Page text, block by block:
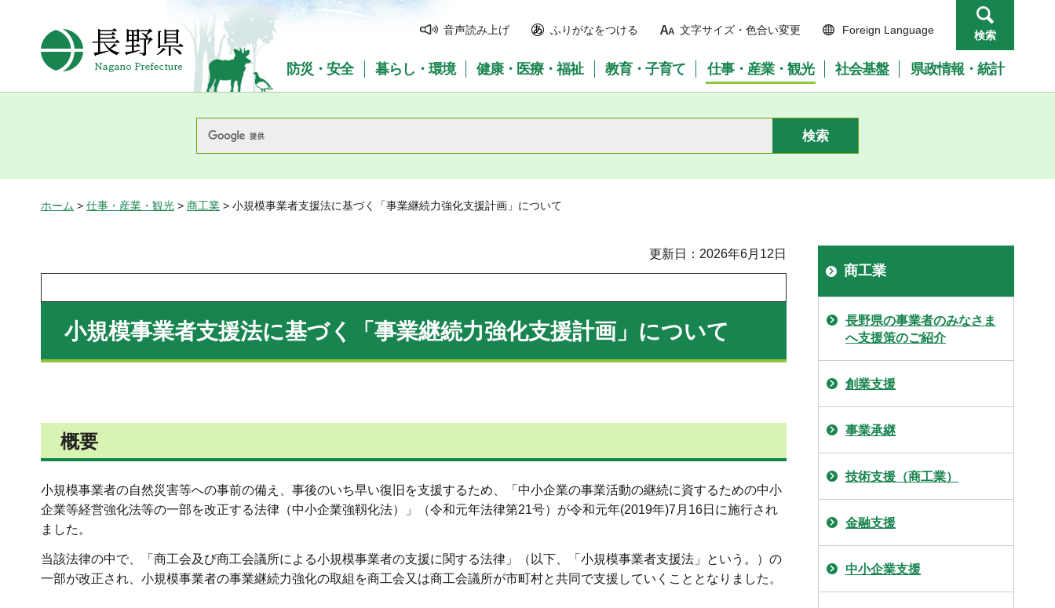
長野県Nagano Prefecture
音声読み上げ ふりがなをつける 文字サイズ・色合い変更 Foreign Language 検索
防災・安全 暮らし・環境 健康・医療・福祉 教育・子育て 仕事・産業・観光 社会基盤 県政情報・統計
ホーム > 仕事・産業・観光 > 商工業 > 小規模事業者支援法に基づく「事業継続力強化支援計画」について
更新日：2026年6月12日
小規模事業者支援法に基づく「事業継続力強化支援計画」について
概要
小規模事業者の自然災害等への事前の備え、事後のいち早い復旧を支援するため、「中小企業の事業活動の継続に資するための中小
企業等経営強化法等の一部を改正する法律（中小企業強靱化法）」（令和元年法律第21号）が令和元年(2019年)7月16日に施行され
ました。
当該法律の中で、「商工会及び商工会議所による小規模事業者の支援に関する法律」（以下、「小規模事業者支援法」という。）の
一部が改正され、小規模事業者の事業継続力強化の取組を商工会又は商工会議所が市町村と共同で支援していくこととなりました。
商工業
長野県の事業者のみなさま
へ支援策のご紹介
創業支援
事業承継
技術支援（商工業）
金融支援
中小企業支援